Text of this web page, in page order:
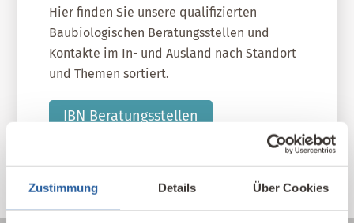
Zustimmung Details Über Cookies
Hier finden Sie unsere qualifizierten
Baubiologischen Beratungsstellen und
Kontakte im In- und Ausland nach Standort
und Themen sortiert.
IBN Beratungsstellen